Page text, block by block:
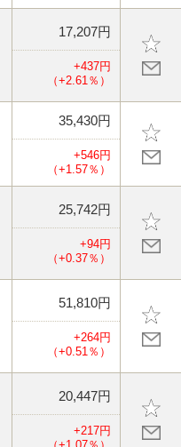
17,207円
+437円
（+2.61％）
35,430円
+546円
（+1.57％）
25,742円
+94円
（+0.37％）
51,810円
+264円
（+0.51％）
20,447円
+217円